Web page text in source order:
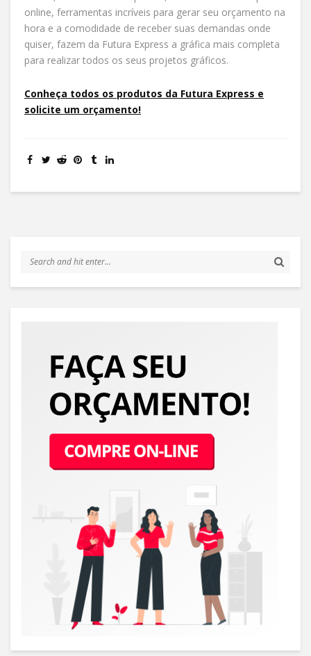
online, ferramentas incríveis para gerar seu orçamento na
hora e a comodidade de receber suas demandas onde
quiser, fazem da Futura Express a gráfica mais completa
para realizar todos os seus projetos gráficos.
Conheça todos os produtos da Futura Express e
solicite um orçamento!